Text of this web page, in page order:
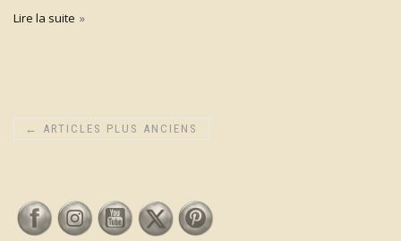
Lire la suite
← ARTICLES PLUS ANCIENS